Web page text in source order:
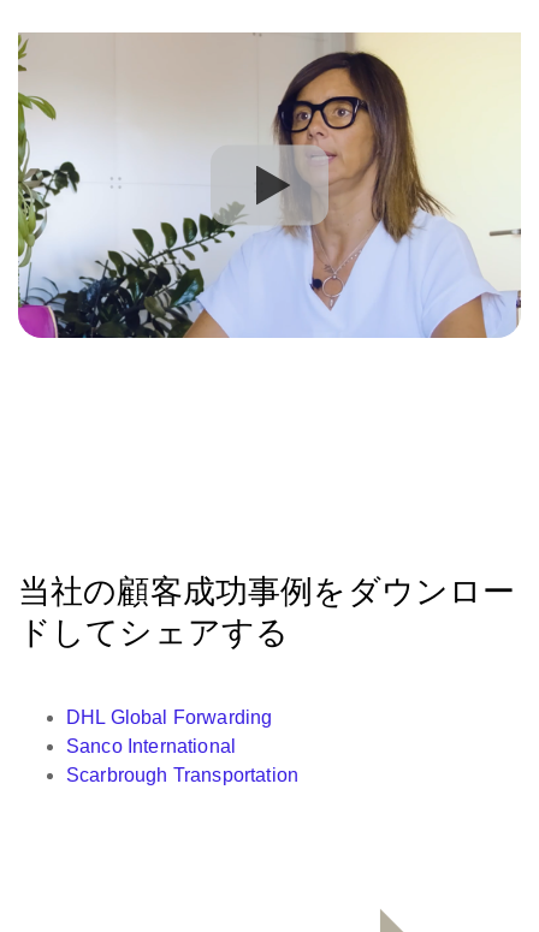
当社の顧客成功事例を ダウンロー
ド してシェアする
DHL Global Forwarding
Sanco International
Scarbrough Transportation